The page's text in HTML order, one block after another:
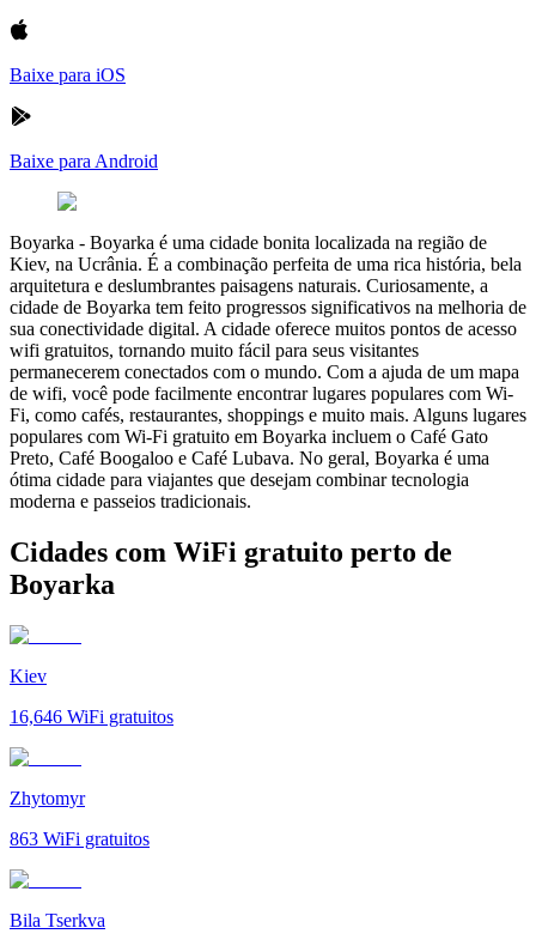
Baixe para iOS
Baixe para Android
Boyarka - Boyarka é uma cidade bonita localizada na região de
Kiev, na Ucrânia. É a combinação perfeita de uma rica história, bela
arquitetura e deslumbrantes paisagens naturais. Curiosamente, a
cidade de Boyarka tem feito progressos significativos na melhoria de
sua conectividade digital. A cidade oferece muitos pontos de acesso
wifi gratuitos, tornando muito fácil para seus visitantes
permanecerem conectados com o mundo. Com a ajuda de um mapa
de wifi, você pode facilmente encontrar lugares populares com Wi-
Fi, como cafés, restaurantes, shoppings e muito mais. Alguns lugares
populares com Wi-Fi gratuito em Boyarka incluem o Café Gato
Preto, Café Boogaloo e Café Lubava. No geral, Boyarka é uma
ótima cidade para viajantes que desejam combinar tecnologia
moderna e passeios tradicionais.
Cidades com WiFi gratuito perto de
Boyarka
Kiev
16,646 WiFi gratuitos
Zhytomyr
863 WiFi gratuitos
Bila Tserkva